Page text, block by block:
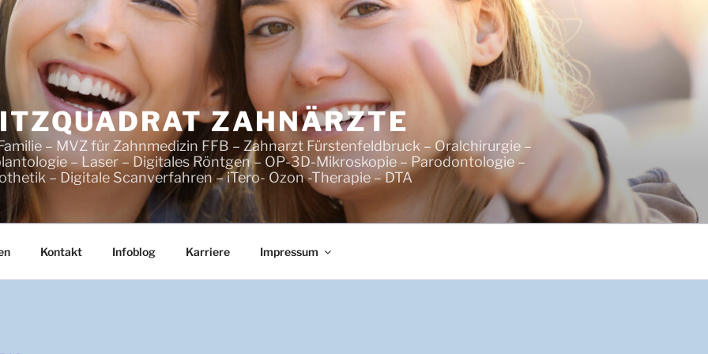
ZAHNÄRZTE
– MVZ für Zahnmedizin FFB – Zahnarzt Fürstenfeldbruck – Oralchirurgie –
– Laser – Digitales Röntgen – OP-3D-Mikroskopie – Parodontologie –
– Digitale Scanverfahren – iTero- Ozon -Therapie – DTA
Kontakt Infoblog Karriere Impressum